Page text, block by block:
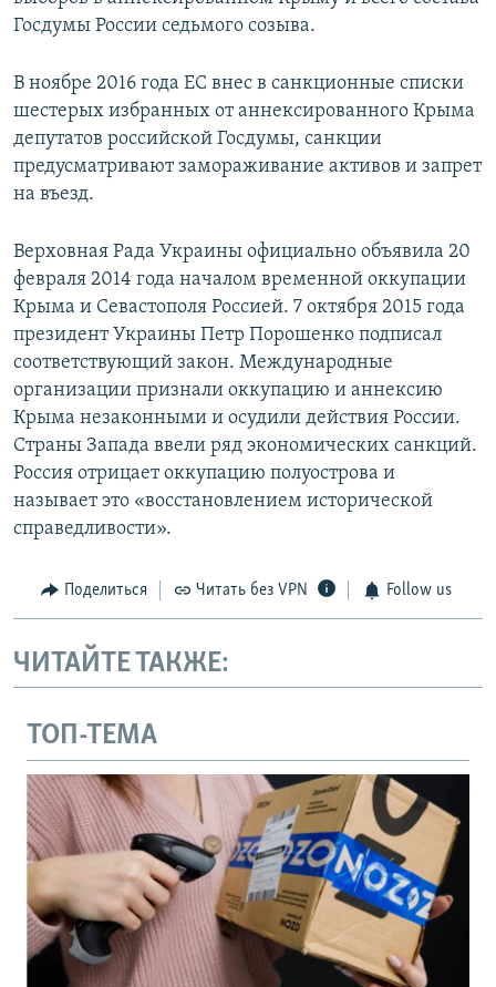
Госдумы России седьмого созыва.
В ноябре 2016 года ЕС внес в санкционные списки
шестерых избранных от аннексированного Крыма
депутатов российской Госдумы, санкции
предусматривают замораживание активов и запрет
на въезд.
Верховная Рада Украины официально объявила 20
февраля 2014 года началом временной оккупации
Крыма и Севастополя Россией. 7 октября 2015 года
президент Украины Петр Порошенко подписал
соответствующий закон. Международные
организации признали оккупацию и аннексию
Крыма незаконными и осудили действия России.
Страны Запада ввели ряд экономических санкций.
Россия отрицает оккупацию полуострова и
называет это «восстановлением исторической
справедливости».
Поделиться Читать без VPN Follow us
ЧИТАЙТЕ ТАКЖЕ:
ТОП-ТЕМА